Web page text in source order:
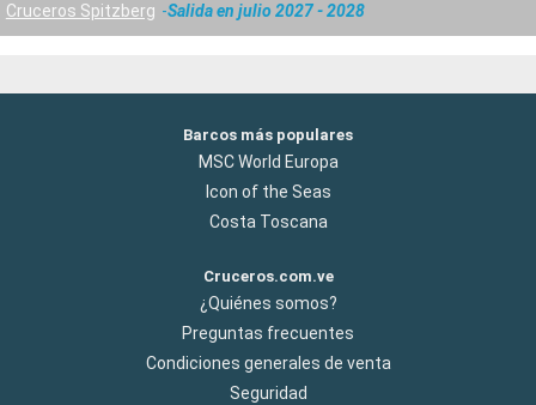
Cruceros Spitzberg
Salida en julio 2027 - 2028
Barcos más populares
MSC World Europa
Icon of the Seas
Costa Toscana
Cruceros.com.ve
¿Quiénes somos?
Preguntas frecuentes
Condiciones generales de venta
Seguridad